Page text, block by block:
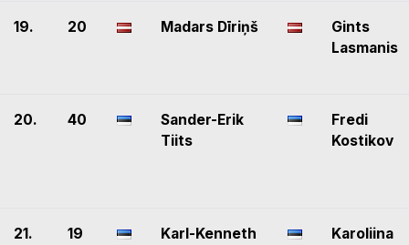
19. 20 Madars Dīriņš
Gints
Lasmanis
20. 40
Sander-Erik
Tiits
Fredi
Kostikov
21. 19
Karl-Kenneth
Karoliina